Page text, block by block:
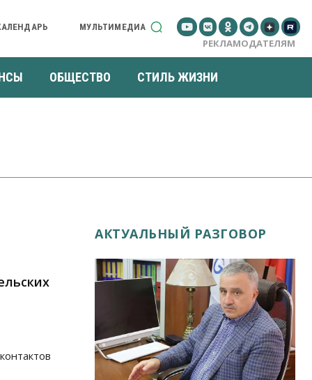
МУЛЬТИМЕДИА
РЕКЛАМОДАТЕЛЯМ
ОБЩЕСТВО СТИЛЬ ЖИЗНИ
АКТУАЛЬНЫЙ РАЗГОВОР